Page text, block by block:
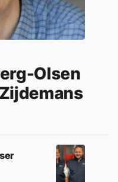
Olsen